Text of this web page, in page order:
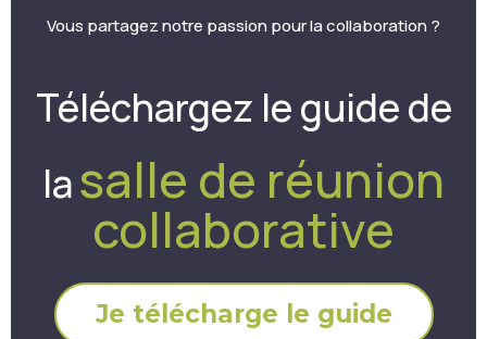
Vous partagez notre passion pour la collaboration ?
Téléchargez le guide de
lasalle de réunion
collaborative
Je télécharge le guide